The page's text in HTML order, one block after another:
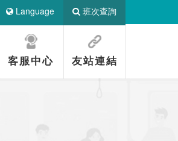
Language 班次查詢
客服中心 友站連結